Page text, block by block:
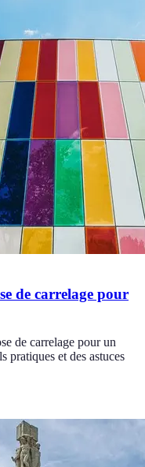
de carrelage pour
de carrelage pour un
pratiques et des astuces